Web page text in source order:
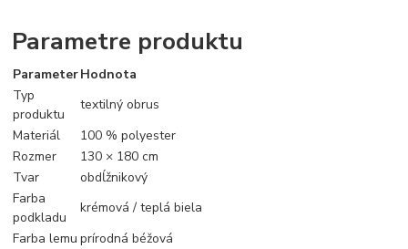
Parametre produktu
ParameterHodnota
Typ
produktu
textilný obrus
Materiál
100 % polyester
Rozmer
130 × 180 cm
Tvar
obdĺžnikový
Farba
podkladu
krémová / teplá biela
Farba lemu prírodná béžová